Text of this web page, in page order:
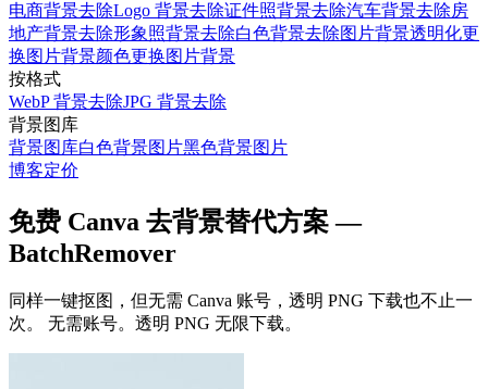
电商背景去除Logo 背景去除证件照背景去除汽车背景去除房
地产背景去除形象照背景去除白色背景去除图片背景透明化更
换图片背景颜色更换图片背景
按格式
WebP 背景去除JPG 背景去除
背景图库
背景图库白色背景图片黑色背景图片
博客定价
免费 Canva 去背景替代方案 —
BatchRemover
同样一键抠图，但无需 Canva 账号，透明 PNG 下载也不止一
次。
无需账号。透明 PNG 无限下载。